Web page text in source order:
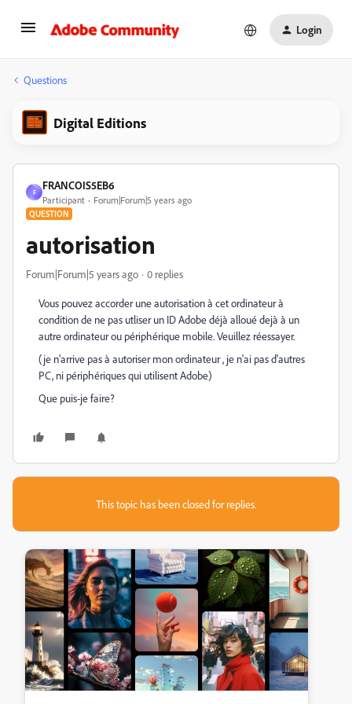
Login
Questions
Digital Editions
F
FRANCOIS5EB6
Participant Forum|Forum|5 years ago
QUESTION
autorisation
Forum|Forum|5 years ago 0 replies
Vous pouvez accorder une autorisation à cet ordinateur à
condition de ne pas utliser un ID Adobe déjà alloué dejà à un
autre ordinateur ou périphérique mobile. Veuillez réessayer.
(je n'arrive pas à autoriser mon ordinateur , je n'ai pas d'autres
PC, ni périphériques qui utilisent Adobe)
Que puis-je faire?
This topic has been closed for replies.